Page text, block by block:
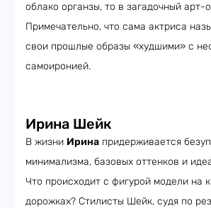
облако органзы, то в загадочный арт-
Примечательно, что сама актриса
свои прошлые образы «худшими» с
самоиронией.
Ирина Шейк
В жизни Ирина придерживается
минимализма, базовых оттенков и
Что происходит с фигурой модели на
дорожках? Стилисты Шейк, судя по